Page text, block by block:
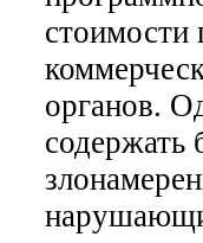
стоимости
органов.
содержать